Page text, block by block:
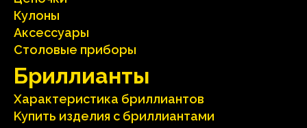
Кулоны
Аксесcуары
Столовые приборы
Бриллианты
Характеристика бриллиантoв
Kупить изделия c бриллиантами